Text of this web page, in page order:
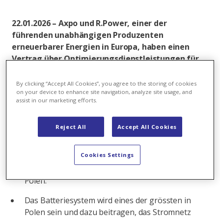
22.01.2026 – Axpo und R.Power, einer der
führenden unabhängigen Produzenten
erneuerbarer Energien in Europa, haben einen
Vertrag über Optimierungsdienstleistungen für
Energiespeichersysteme Polens unterzeichnet.
Das Projekt wird in Jedwabne im Nordosten
Polens entwickelt.
Darum geht’s:
Langfristiger Vertrag für Axpo zur Verwaltung
und Optimierung eines grossen Batterie-
Energiespeicherprojekts von R.Power in Jedwabne,
Polen.
Das Batteriesystem wird eines der grössten in
Polen sein und dazu beitragen, das Stromnetz
By clicking “Accept All Cookies”, you agree to the storing of cookies
on your device to enhance site navigation, analyze site usage, and
assist in our marketing efforts.
Reject All Accept All Cookies
Cookies Settings